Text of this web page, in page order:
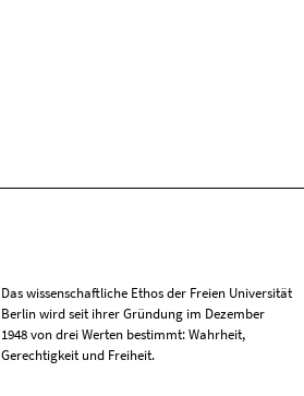
Das wissenschaftliche Ethos der Freien Universität
Berlin wird seit ihrer Gründung im Dezember
1948 von drei Werten bestimmt: Wahrheit,
Gerechtigkeit und Freiheit.